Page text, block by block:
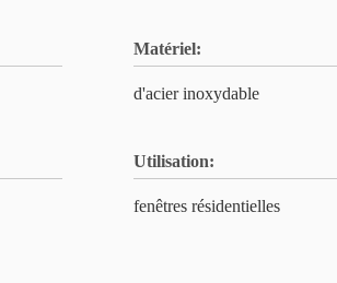
Matériel:
d'acier inoxydable
Utilisation:
fenêtres résidentielles